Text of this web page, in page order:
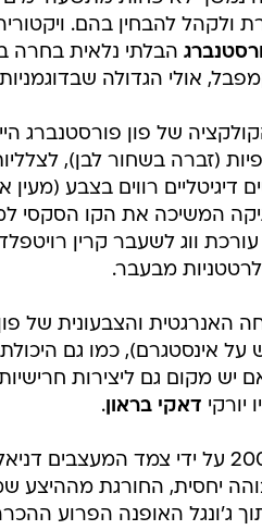
ולקהל להבחין בהם.
הבלתי נלאית בחרה
של פון פורסטנברג
דיגיטליים רווים בצבע
המשיכה את הקו הסקסי
ווג לשעבר קרין
מבעבר.
האנרגטית והצבעונית של
על אינסטגרם), כמו גם
יש מקום גם ליצירות
יורקי דאקי בראון.
מאז שנוסד ב-2001 על ידי צמד
יחסית, החורגת מההיצע
ג'ונגל האופנה הפרוע